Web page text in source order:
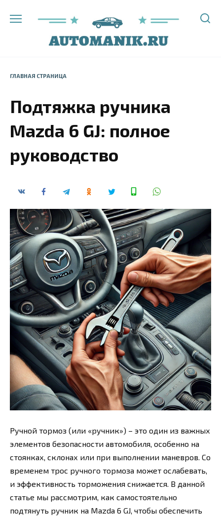
ГЛАВНАЯ СТРАНИЦА
Подтяжка ручника
Mazda 6 GJ: полное
руководство
Ручной тормоз (или «ручник») – это один из важных
элементов безопасности автомобиля, особенно на
стоянках, склонах или при выполнении маневров. Со
временем трос ручного тормоза может ослабевать,
и эффективность торможения снижается. В данной
статье мы рассмотрим, как самостоятельно
подтянуть ручник на Mazda 6 GJ, чтобы обеспечить